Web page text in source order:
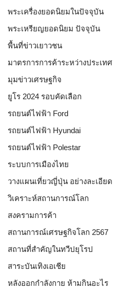
พระเครื่องยอดนิยมในปัจจุบัน
พระเหรียญยอดนิยม ปัจจุบัน
พื้นที่ข่าวเยาวชน
มาตรการการค้าระหว่างประเทศ
มุมข่าวเศรษฐกิจ
ยูโร 2024 รอบคัดเลือก
รถยนต์ไฟฟ้า Ford
รถยนต์ไฟฟ้า Hyundai
รถยนต์ไฟฟ้า Polestar
ระบบการเมืองไทย
วางแผนเที่ยวญี่ปุ่น อย่างละเอียด
วิเคราะห์สถานการณ์โลก
สงครามการค้า
สถานการณ์เศรษฐกิจโลก 2567
สถานที่สำคัญในทวีปยุโรป
สาระบันเทิงเอเชีย
หลังออกกําลังกาย ห้ามกินอะไร